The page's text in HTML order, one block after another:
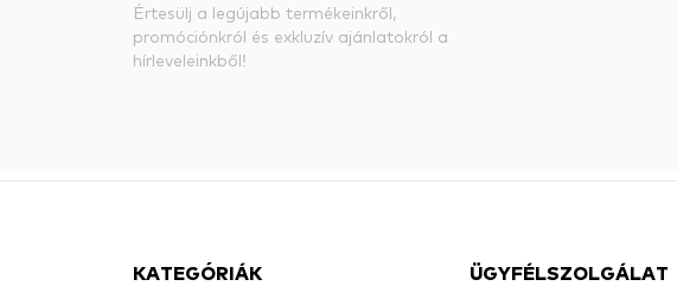
Értesülj a legújabb termékeinkről,
promóciónkról és exkluzív ajánlatokról a
hírleveleinkből!
KATEGÓRIÁK ÜGYFÉLSZOLGÁLAT